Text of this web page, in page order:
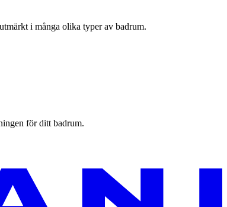
i många olika typer av badrum.
för ditt badrum.